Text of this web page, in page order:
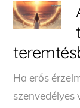
Ha erős
szenvedélyes